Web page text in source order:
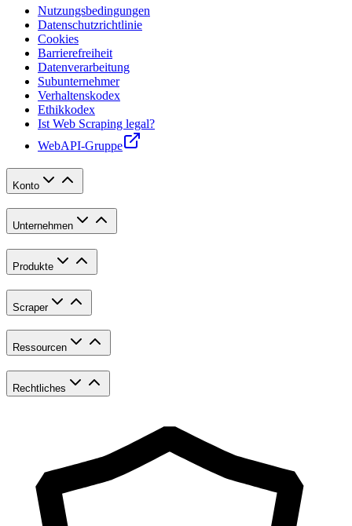
Nutzungsbedingungen
Datenschutzrichtlinie
Cookies
Barrierefreiheit
Datenverarbeitung
Subunternehmer
Verhaltenskodex
Ethikkodex
Ist Web Scraping legal?
WebAPI-Gruppe
Konto
Unternehmen
Produkte
Scraper
Ressourcen
Rechtliches